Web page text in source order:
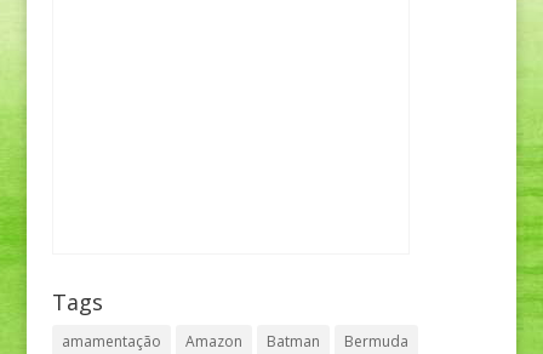
Tags
amamentação Amazon Batman
Bermuda